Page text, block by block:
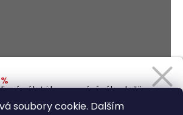
soubory cookie. Dalším
výlet i kempování výhodněji.
a obratem Vám pošleme